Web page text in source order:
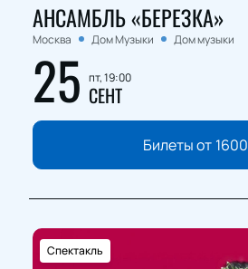
АНСАМБЛЬ «БЕРЕЗКА»
Москва Дом Музыки Дом музыки
25 пт, 19:00
СЕНТ
Билеты от 1600
Спектакль